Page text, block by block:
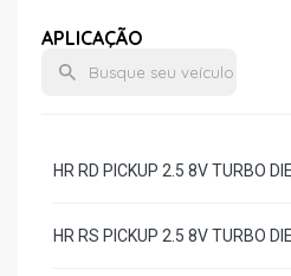
APLICAÇÃO
HR RD PICKUP 2.5 8V TURBO
HR RS PICKUP 2.5 8V TURBO